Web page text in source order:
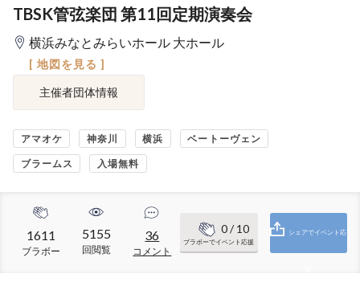
TBSK管弦楽団 第11回定期演奏会
横浜みなとみらいホール 大ホール
[ 地図を見る ]
主催者団体情報
アマオケ 神奈川 横浜 ベートーヴェン
ブラームス 入場無料
1611
ブラボー
5155
回閲覧
36
コメント
0/ 10
ブラボーでイベント応援
シェアでイベント応